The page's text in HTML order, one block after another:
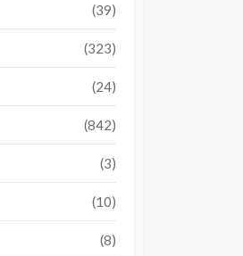
(39)
(323)
(24)
(842)
(3)
(10)
(8)